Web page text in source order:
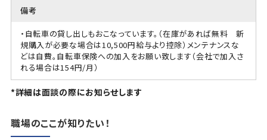
備考
・自転車の貸し出しもおこなっています。（在庫があれば無料 新
規購入が必要な場合は10,500円給与より控除）メンテナンスな
どは自費。自転車保険への加入をお願い致します（会社で加入さ
れる場合は154円/月）
*詳細は面談の際にお知らせします
職場のここが知りたい！